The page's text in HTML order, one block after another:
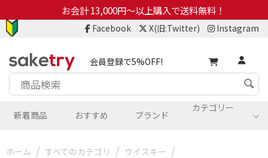
お会計 13,000円～以上購入で送料無料！
Facebook X(旧:Twitter) Instagram
会員登録で5%OFF!
カテゴリー
新着商品 おすすめ ブランド
ホーム / すべてのカテゴリ / ウイスキー /